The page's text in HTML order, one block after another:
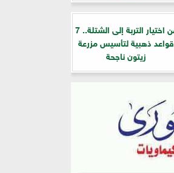
من اختيار التربة إلى الشتلة.. 7
قواعد ذهبية لتأسيس مزرعة
زيتون ناجحة